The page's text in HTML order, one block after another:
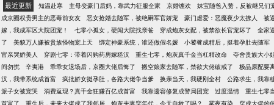
最近更新 知温赴寒 主母变豪门后妈，靠武力征服全家 京婚缠欢 妹宝随爸入赘，反被继兄们
成京圈权贵男主的恶毒前女友
恶女抢婚去随军，被绝嗣军官娇宠 豪门虐爱：恶魔夜少太撩人 被
嫁，我成军区大院团宠！
七零小孤女，硬闯大院找亲爸 穿成炮灰女配，被禁欲长官宠坏了 全家
了
美貌万人嫌被贵族怪物宠上天 绑定神豪系统，谁还做假名媛 小饕餮成精后，挺着孕肚去随军
官亲哭娇美人
穿剧七零：带着闪购药房嫁糙汉 重生七零，炮灰真千金当杠精改命 夺舍贵族大小
间勿扰
辛夷港 乖乖女退场后，京圈大佬后悔了 搬空娘家去随军，禁欲大佬破戒了 极品原配要
汉，我带系统成首富
疯批娇女挺孕肚，各路大佬争当爹 换亲当天，我硬刚全村 公路求生，我靠
派子女被宠哭
消费返现？真千金狂赚百亿成首富 我靠遗容修复成警局团宠 过度温情 重生七零
首富了
重生后，未来大佬成了我邻居 炮灰夫妻穿年代，今天自救了吗？ 雾夜有染 穿成大佬的